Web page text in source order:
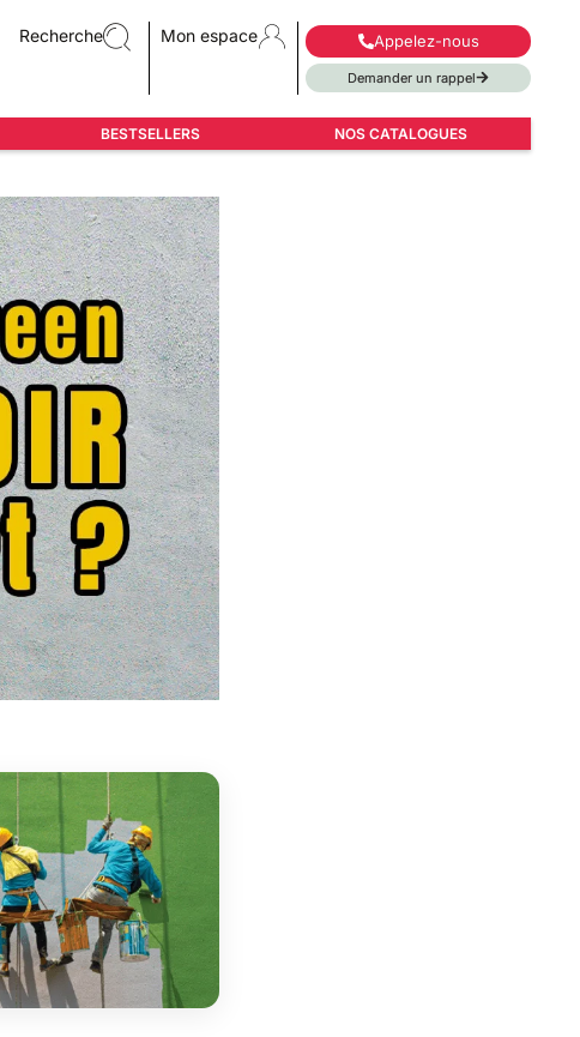
Recherche Mon espace Appelez-nous
Demander un rappel
BESTSELLERS NOS CATALOGUES